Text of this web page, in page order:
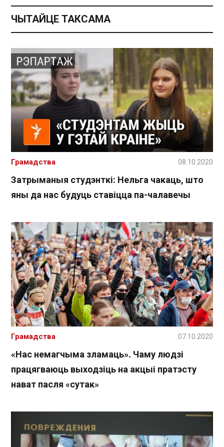
ЧЫТАЙЦЕ ТАКСАМА
Затрыманыя студэнткі: Нельга чакаць, што
яны да нас будуць ставіцца па-чалавечы
Грамадства 08.10.2020
«Нас немагчыма зламаць». Чаму людзі
працягваюць выходзіць на акцыі пратэсту
нават пасля «сутак»
Грамадства 07.10.2020